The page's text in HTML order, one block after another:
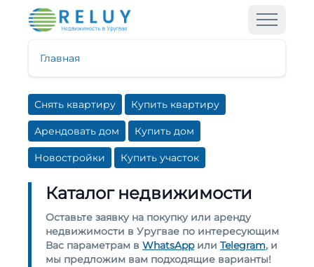
Главная
Снять квартиру Купить квартиру
Арендовать дом Купить дом
Новостройки Купить участок
Каталог недвижимости
Оставьте заявку на покупку или аренду
недвижимости в Уругвае по интересующим
Вас параметрам в WhatsAppили Telegram, и
мы предложим вам подходящие варианты!